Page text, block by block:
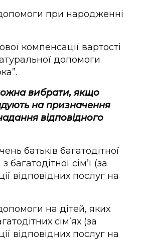
при народженні
компенсації вартості
допомоги
вибрати, якщо
на призначення
відповідного
батьків багатодітної
багатодітної сім’ї (за
відповідних послуг на
на дітей, яких
сім’ях (за
відповідних послуг на